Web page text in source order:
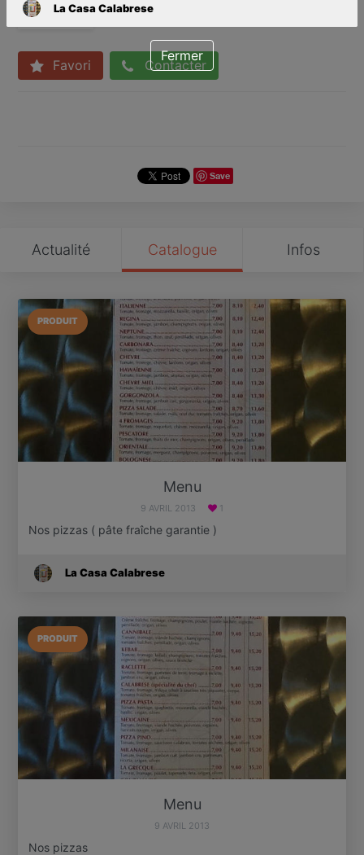
Grasse
Favori Contacter
Save
Actualité Catalogue Infos
PRODUIT
Menu
9 AVRIL 2013 1
Nos pizzas ( pâte fraîche garantie )
La Casa Calabrese
PRODUIT
Menu
9 AVRIL 2013
Nos pizzas
La Casa Calabrese
Fermer